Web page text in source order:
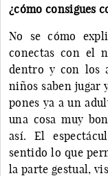
¿cómo consigues
No se cómo
conectas con el
dentro y con los
niños saben jugar
pones ya a un
una cosa muy
así. El
sentido lo que
la parte gestual,